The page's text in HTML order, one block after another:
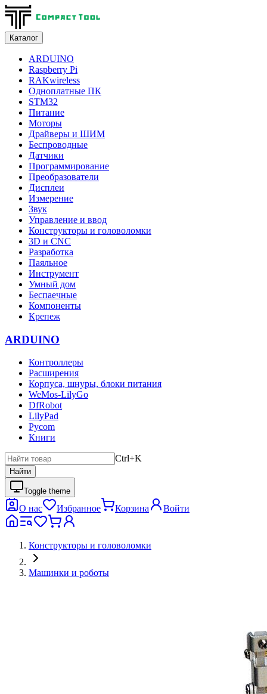
Каталог
ARDUINO
Raspberry Pi
RAKwireless
Одноплатные ПК
STM32
Питание
Моторы
Драйверы и ШИМ
Беспроводные
Датчики
Программирование
Преобразователи
Дисплеи
Измерение
Звук
Управление и ввод
Конструкторы и головоломки
3D и CNC
Разработка
Паяльное
Инструмент
Умный дом
Беспаечные
Компоненты
Крепеж
ARDUINO
Контроллеры
Расширения
Корпуса, шнуры, блоки питания
WeMos-LilyGo
DfRobot
LilyPad
Pycom
Книги
Ctrl+K
Найти
Toggle theme
О нас Избранное Корзина Войти
Конструкторы и головоломки
Машинки и роботы